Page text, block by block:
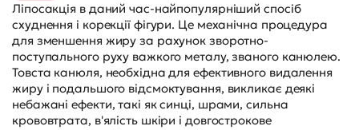
Ліпосакція в даний час-найпопулярніший спосіб
схуднення і корекції фігури. Це механічна процедура
для зменшення жиру за рахунок зворотно-
поступального руху важкого металу, званого канюлею.
Товста канюля, необхідна для ефективного видалення
жиру і подальшого відсмоктування, викликає деякі
небажані ефекти, такі як синці, шрами, сильна
крововтрата, в'ялість шкіри і довгострокове